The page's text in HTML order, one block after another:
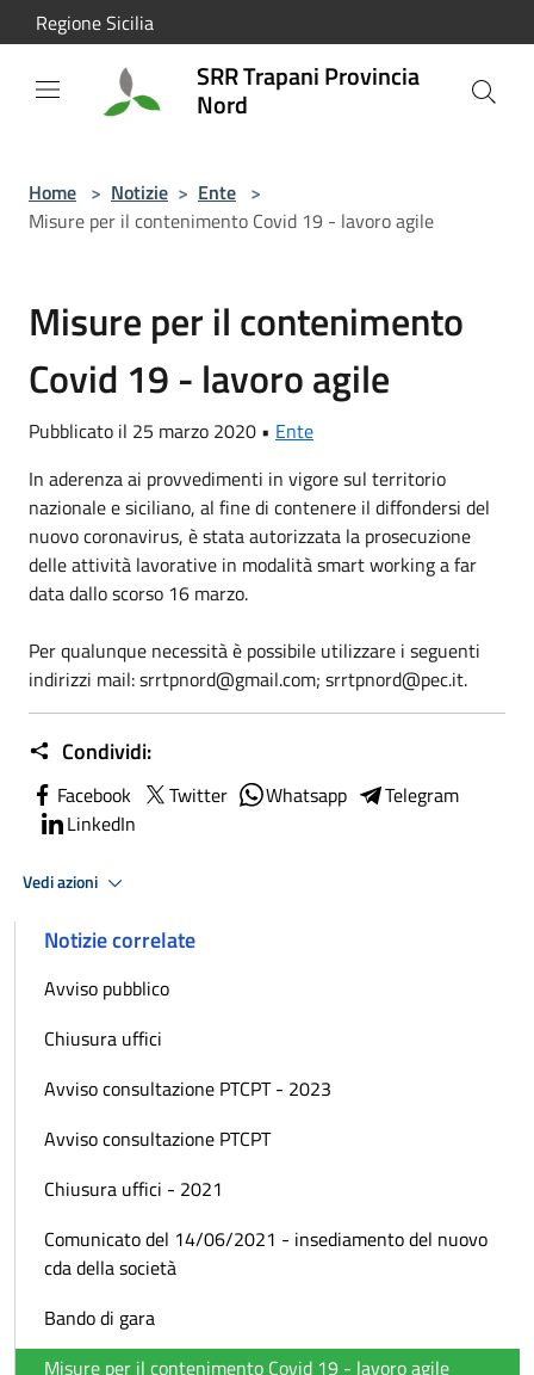
Salta al contenuto principale
Regione Sicilia
SRR Trapani Provincia
Nord
Home > Notizie > Ente >
Misure per il contenimento Covid 19 - lavoro agile
Misure per il contenimento
Covid 19 - lavoro agile
Pubblicato il 25 marzo 2020 • Ente
In aderenza ai provvedimenti in vigore sul territorio
nazionale e siciliano, al fine di contenere il diffondersi del
nuovo coronavirus, è stata autorizzata la prosecuzione
delle attività lavorative in modalità smart working a far
data dallo scorso 16 marzo.
Per qualunque necessità è possibile utilizzare i seguenti
indirizzi mail: srrtpnord@gmail.com; srrtpnord@pec.it.
Condividi:
Facebook Twitter Whatsapp
Telegram
LinkedIn
Vedi azioni
Notizie correlate
Avviso pubblico
Chiusura uffici
Avviso consultazione PTCPT - 2023
Avviso consultazione PTCPT
Chiusura uffici - 2021
Comunicato del 14/06/2021 - insediamento del nuovo
cda della società
Bando di gara
Misure per il contenimento Covid 19 - lavoro agile